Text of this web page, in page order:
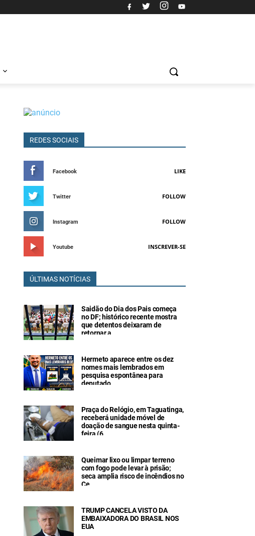
REDES SOCIAIS
Facebook LIKE
Twitter FOLLOW
Instagram FOLLOW
Youtube INSCREVER-SE
ÚLTIMAS NOTÍCIAS
Saidão do Dia dos Pais começa
no DF; histórico recente mostra
que detentos deixaram de
retornar a
Hermeto aparece entre os dez
nomes mais lembrados em
pesquisa espontânea para
deputado
Praça do Relógio, em Taguatinga,
receberá unidade móvel de
doação de sangue nesta quinta-
feira (6
Queimar lixo ou limpar terreno
com fogo pode levar à prisão;
seca amplia risco de incêndios no
Ce
TRUMP CANCELA VISTO DA
EMBAIXADORA DO BRASIL NOS
EUA